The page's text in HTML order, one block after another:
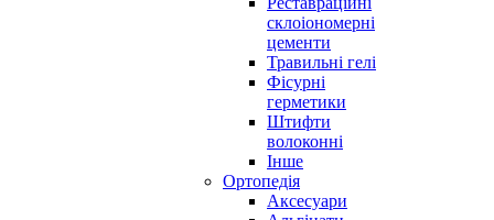
склоіономерні
цементи
Травильні гелі
Фісурні
герметики
Штифти
волоконні
Інше
Ортопедія
Аксесуари